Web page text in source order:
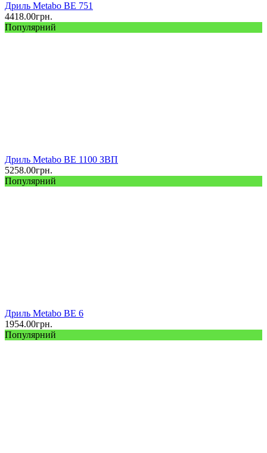
Дриль Metabo BE 751
4418.00грн.
Популярний
Дриль Metabo BE 1100 ЗВП
5258.00грн.
Популярний
Дриль Metabo BE 6
1954.00грн.
Популярний